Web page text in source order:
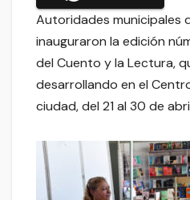
Autoridades municipales
inauguraron la edición
del Cuento y la Lectura,
desarrollando en el
ciudad, del 21 al 30 de